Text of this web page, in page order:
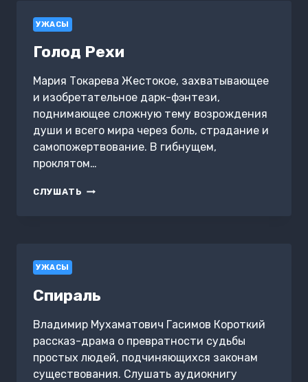
УЖАСЫ
Голод Рехи
Мария Токарева Жестокое, захватывающее
и изобретательное дарк-фэнтези,
поднимающее сложную тему возрождения
души и всего мира через боль, страдание и
самопожертвование. В гибнущем,
проклятом…
СЛУШАТЬ ГОЛОД
УЖАСЫ
Спираль
Владимир Мухаматович Гасимов Короткий
рассказ-драма о превратности судьбы
простых людей, подчиняющихся законам
существования. Слушать аудиокнигу